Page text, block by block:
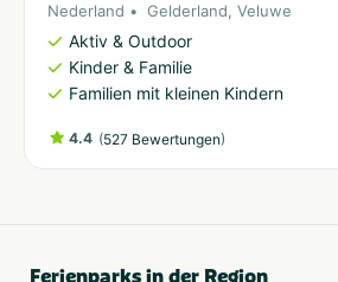
Nederland Gelderland, Veluwe
Aktiv & Outdoor
Kinder & Familie
Familien mit kleinen Kindern
4.4 (527 Bewertungen)
Ferienparks in der Region